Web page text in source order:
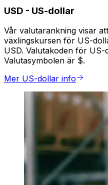
USD - US-dollar
Vår valutarankning visar
växlingskursen för US-
USD. Valutakoden för US-
Valutasymbolen är $.
Mer US-dollar info